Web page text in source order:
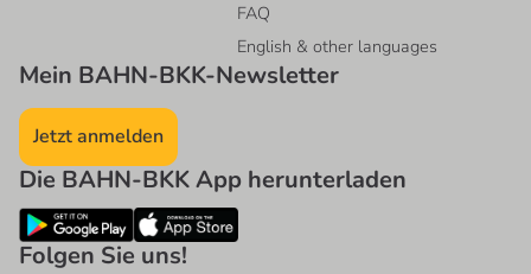
FAQ
English & other languages
Mein BAHN-BKK-Newsletter
Jetzt anmelden
Die BAHN-BKK App herunterladen
Folgen Sie uns!